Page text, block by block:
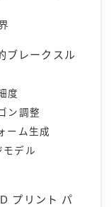
ブレークスル
度
ン調整
ーム生成
デル
プリント パ